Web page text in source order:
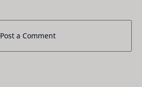
Post a Comment